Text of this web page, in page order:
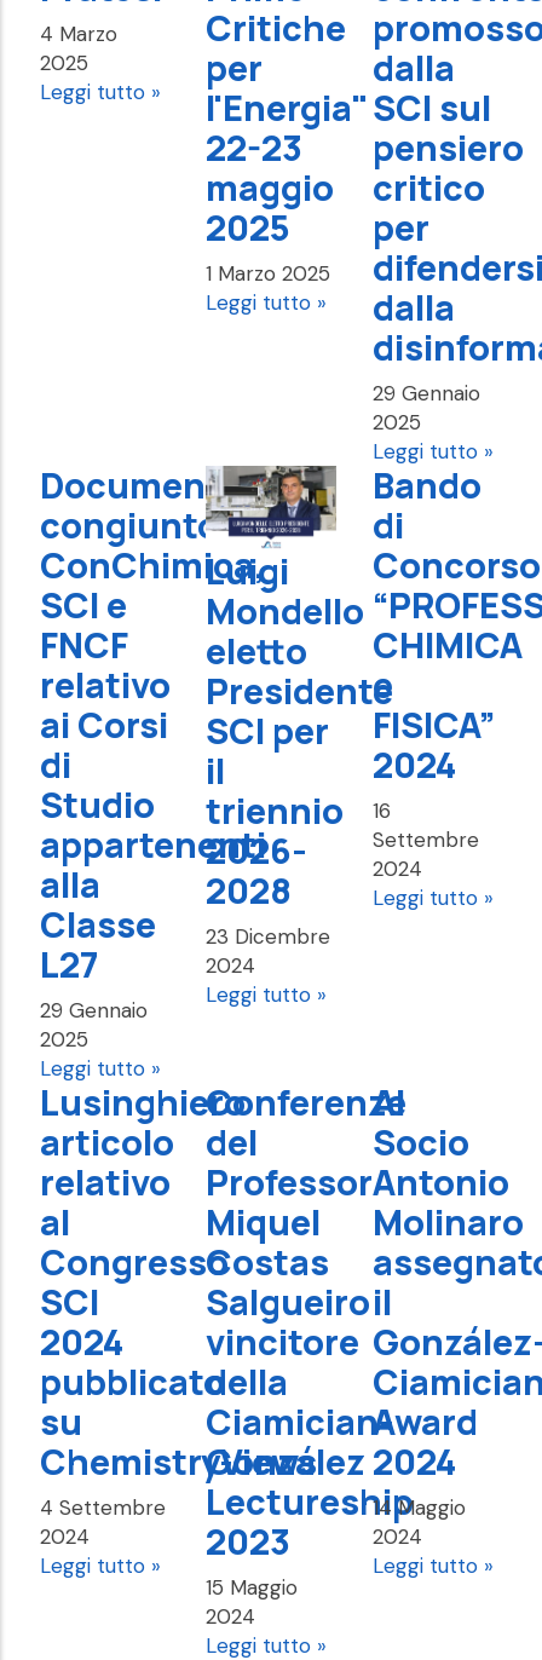
4 Marzo
2025
Leggi tutto »
Critiche
per
l'Energia"
22-23
maggio
2025
1 Marzo 2025
Leggi tutto »
dalla
SCI sul
pensiero
critico
per
dalla
29 Gennaio
2025
Leggi tutto »
Documento
congiunto
ConChimica,
SCI e
FNCF
relativo
ai Corsi
di
Studio
appartenenti
alla
Classe
L27
29 Gennaio
2025
Leggi tutto »
Luigi
Mondello
eletto
Presidente
SCI per
il
triennio
2026-
2028
23 Dicembre
2024
Leggi tutto »
Bando
di
Concorso
CHIMICA
e
FISICA”
2024
16
Settembre
2024
Leggi tutto »
Lusinghiero
articolo
relativo
al
Congresso
SCI
2024
pubblicato
su
ChemistryViews
4 Settembre
2024
Leggi tutto »
Conferenze
del
Professor
Miquel
Costas
Salgueiro
vincitore
della
Ciamician-
González
Lectureship
2023
15 Maggio
2024
Leggi tutto »
Al
Socio
Antonio
Molinaro
il
Award
2024
14 Maggio
2024
Leggi tutto »